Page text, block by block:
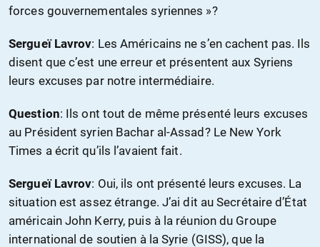
forces gouvernementales syriennes »?
Sergueï Lavrov: Les Américains ne s’en cachent pas. Ils
disent que c’est une erreur et présentent aux Syriens
leurs excuses par notre intermédiaire.
Question: Ils ont tout de même présenté leurs excuses
au Président syrien Bachar al-Assad? Le New York
Times a écrit qu’ils l’avaient fait.
Sergueï Lavrov: Oui, ils ont présenté leurs excuses. La
situation est assez étrange. J’ai dit au Secrétaire d’État
américain John Kerry, puis à la réunion du Groupe
international de soutien à la Syrie (GISS), que la